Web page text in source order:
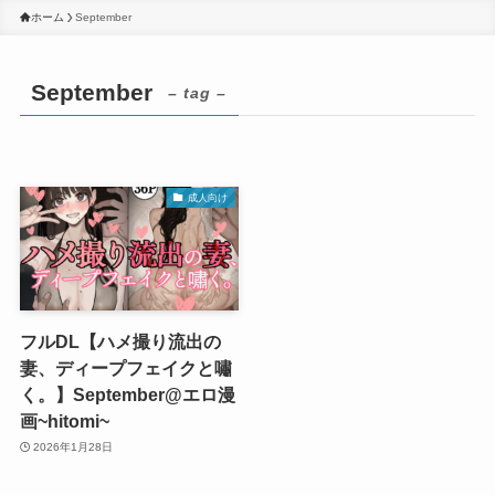
ホーム September
September – tag –
成人向け
フルDL【ハメ撮り流出の
妻、ディープフェイクと嘯
く。】September@エロ漫
画~hitomi~
2026年1月28日